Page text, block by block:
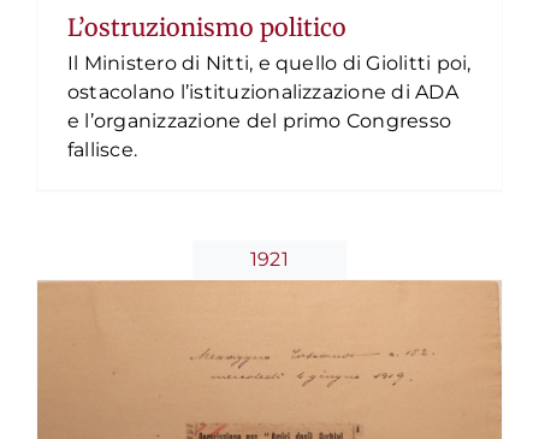
L’ostruzionismo politico
Il Ministero di Nitti, e quello di Giolitti poi,
ostacolano l’istituzionalizzazione di ADA
e l’organizzazione del primo Congresso
fallisce.
1921
La fine dell’ADA